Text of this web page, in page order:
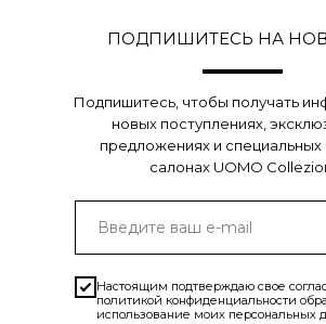
Настоящим подтверждаю свое
политикой конфиденциальности
использование моих персональных
ПОДПИШИТЕСЬ НА
Подпишитесь, чтобы получать
новых поступлениях,
предложениях и специальных
салонах UOMO